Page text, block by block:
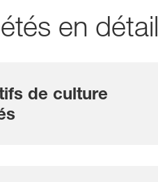
en détail
de culture